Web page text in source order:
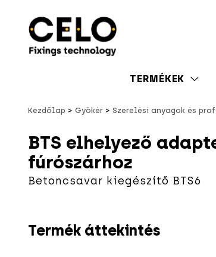
TERMÉKEK
Kezdőlap Gyökér Szerelési anyagok és
BTS elhelyező
fúrószárhoz
Betoncsavar kiegészítő BTS6
Termék áttekintés